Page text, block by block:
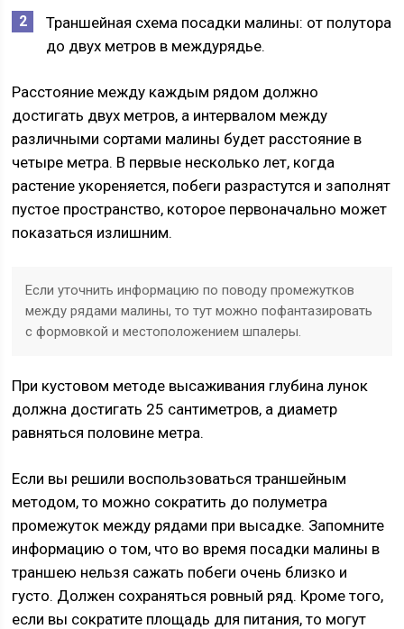
Траншейная схема посадки малины: от полутора
до двух метров в междурядье.
Расстояние между каждым рядом должно
достигать двух метров, а интервалом между
различными сортами малины будет расстояние в
четыре метра. В первые несколько лет, когда
растение укореняется, побеги разрастутся и заполнят
пустое пространство, которое первоначально может
показаться излишним.
Если уточнить информацию по поводу промежутков
между рядами малины, то тут можно пофантазировать
с формовкой и местоположением шпалеры.
При кустовом методе высаживания глубина лунок
должна достигать 25 сантиметров, а диаметр
равняться половине метра.
Если вы решили воспользоваться траншейным
методом, то можно сократить до полуметра
промежуток между рядами при высадке. Запомните
информацию о том, что во время посадки малины в
траншею нельзя сажать побеги очень близко и
густо. Должен сохраняться ровный ряд. Кроме того,
если вы сократите площадь для питания, то могут